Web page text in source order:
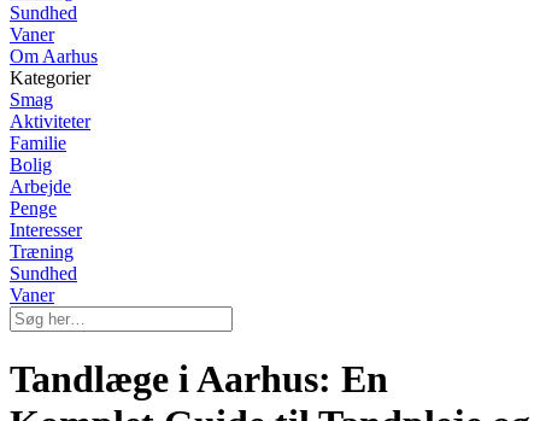
Sundhed
Vaner
Om Aarhus
Kategorier
Smag
Aktiviteter
Familie
Bolig
Arbejde
Penge
Interesser
Træning
Sundhed
Vaner
Tandlæge i Aarhus: En